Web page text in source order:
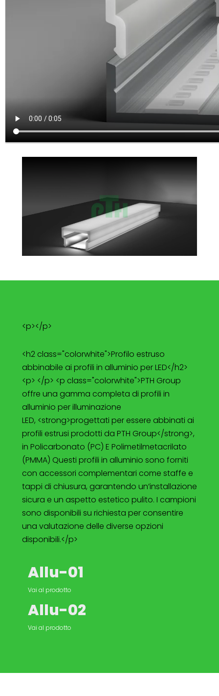
<p></p>
<h2 class="colorwhite">Profilo estruso
abbinabile ai profili in alluminio per LED</h2>
<p> </p> <p class="colorwhite">PTH Group
offre una gamma completa di profili in
alluminio per illuminazione
LED, <strong>progettati per essere abbinati ai
profili estrusi prodotti da PTH Group</strong>,
in Policarbonato (PC) E Polimetilmetacrilato
(PMMA) Questi profili in alluminio sono forniti
con accessori complementari come staffe e
tappi di chiusura, garantendo un’installazione
sicura e un aspetto estetico pulito. I campioni
sono disponibili su richiesta per consentire
una valutazione delle diverse opzioni
disponibili.</p>
Allu-01
Vai al prodotto
Allu-02
Vai al prodotto